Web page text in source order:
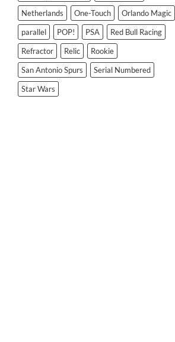
Netherlands
One-Touch
Orlando Magic
parallel
POP! PSA
Red Bull Racing
Refractor
Relic
Rookie
San Antonio Spurs
Serial Numbered
Star Wars